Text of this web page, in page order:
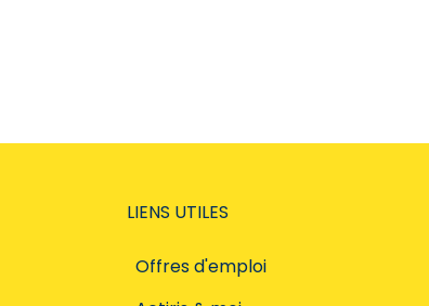
LIENS UTILES
Offres d'emploi